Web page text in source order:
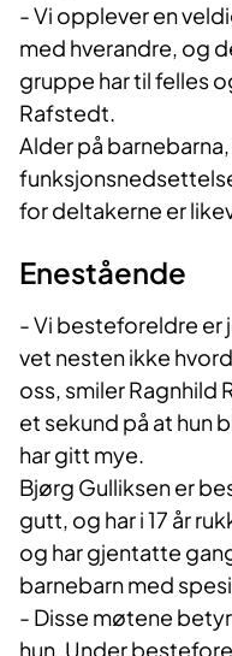
- Vi opplever en
med hverandre, og
gruppe har til felles
Rafstedt.
Alder på
for deltakerne er
Enestående
- Vi besteforeldre er
vet nesten ikke
oss, smiler Ragnhild
et sekund på at hun
har gitt mye.
Bjørg Gulliksen er
gutt, og har i 17 år
og har gjentatte
barnebarn med
- Disse møtene
hun. Under